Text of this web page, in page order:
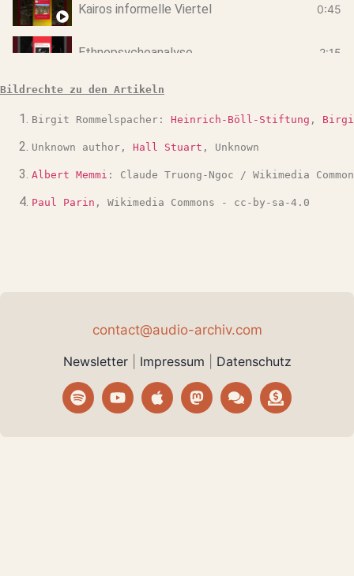
Kairos informelle Viertel 0:45
Ethnopsychoanalyse 2:15
Über die Zukunft Irans
HateAid - Rechte im Internet
Warum ist die AFD rechtsradikal?
Bildrechte zu den Artikeln
Birgit Rommelspacher: Heinrich-Böll-Stiftung ,
Unknown author, Hall Stuart , Unknown
Albert Memmi : Claude Truong-Ngoc / Wikimedia
Paul Parin , Wikimedia Commons - cc-by-sa-4.0
contact@audio-archiv.com
Newsletter| Impressum Datenschutz